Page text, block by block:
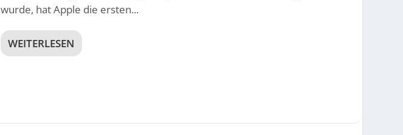
wurde, hat Apple die ersten...
WEITERLESEN